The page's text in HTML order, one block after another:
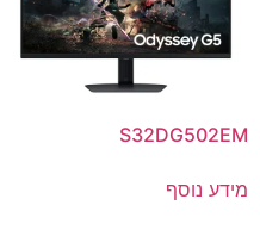
S32DG502EM
מידע נוסף